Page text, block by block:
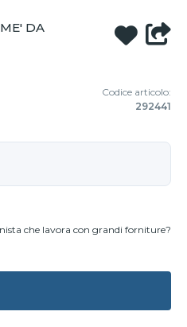
DA
Codice articolo:
292441
che lavora con grandi forniture?